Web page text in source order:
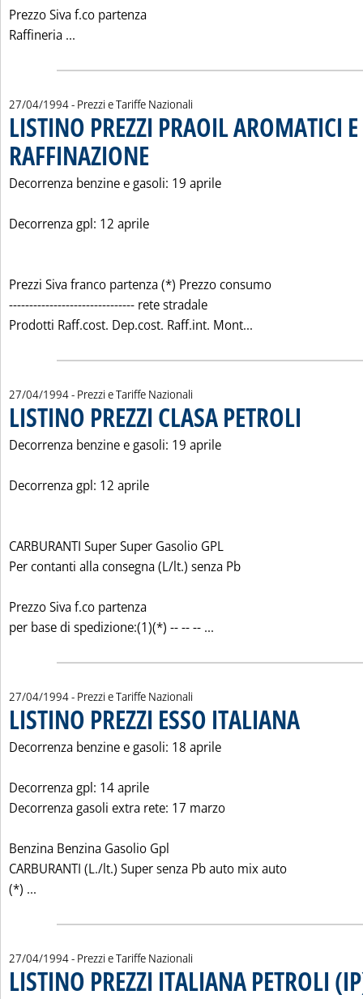
Prezzo Siva f.co partenza
Raffineria ...
27/04/1994- Prezzi e Tariffe Nazionali
LISTINO PREZZI PRAOIL AROMATICI E
RAFFINAZIONE
Decorrenza benzine e gasoli: 19 aprile
Decorrenza gpl: 12 aprile
Prezzi Siva franco partenza (*) Prezzo consumo
------------------------------- rete stradale
Prodotti Raff.cost. Dep.cost. Raff.int. Mont...
27/04/1994- Prezzi e Tariffe Nazionali
LISTINO PREZZI CLASA PETROLI
Decorrenza benzine e gasoli: 19 aprile
Decorrenza gpl: 12 aprile
CARBURANTI Super Super Gasolio GPL
Per contanti alla consegna (L/lt.) senza Pb
Prezzo Siva f.co partenza
per base di spedizione:(1)(*) -- -- -- ...
27/04/1994- Prezzi e Tariffe Nazionali
LISTINO PREZZI ESSO ITALIANA
Decorrenza benzine e gasoli: 18 aprile
Decorrenza gpl: 14 aprile
Decorrenza gasoli extra rete: 17 marzo
Benzina Benzina Gasolio Gpl
CARBURANTI (L./lt.) Super senza Pb auto mix auto
(*) ...
27/04/1994- Prezzi e Tariffe Nazionali
LISTINO PREZZI ITALIANA PETROLI